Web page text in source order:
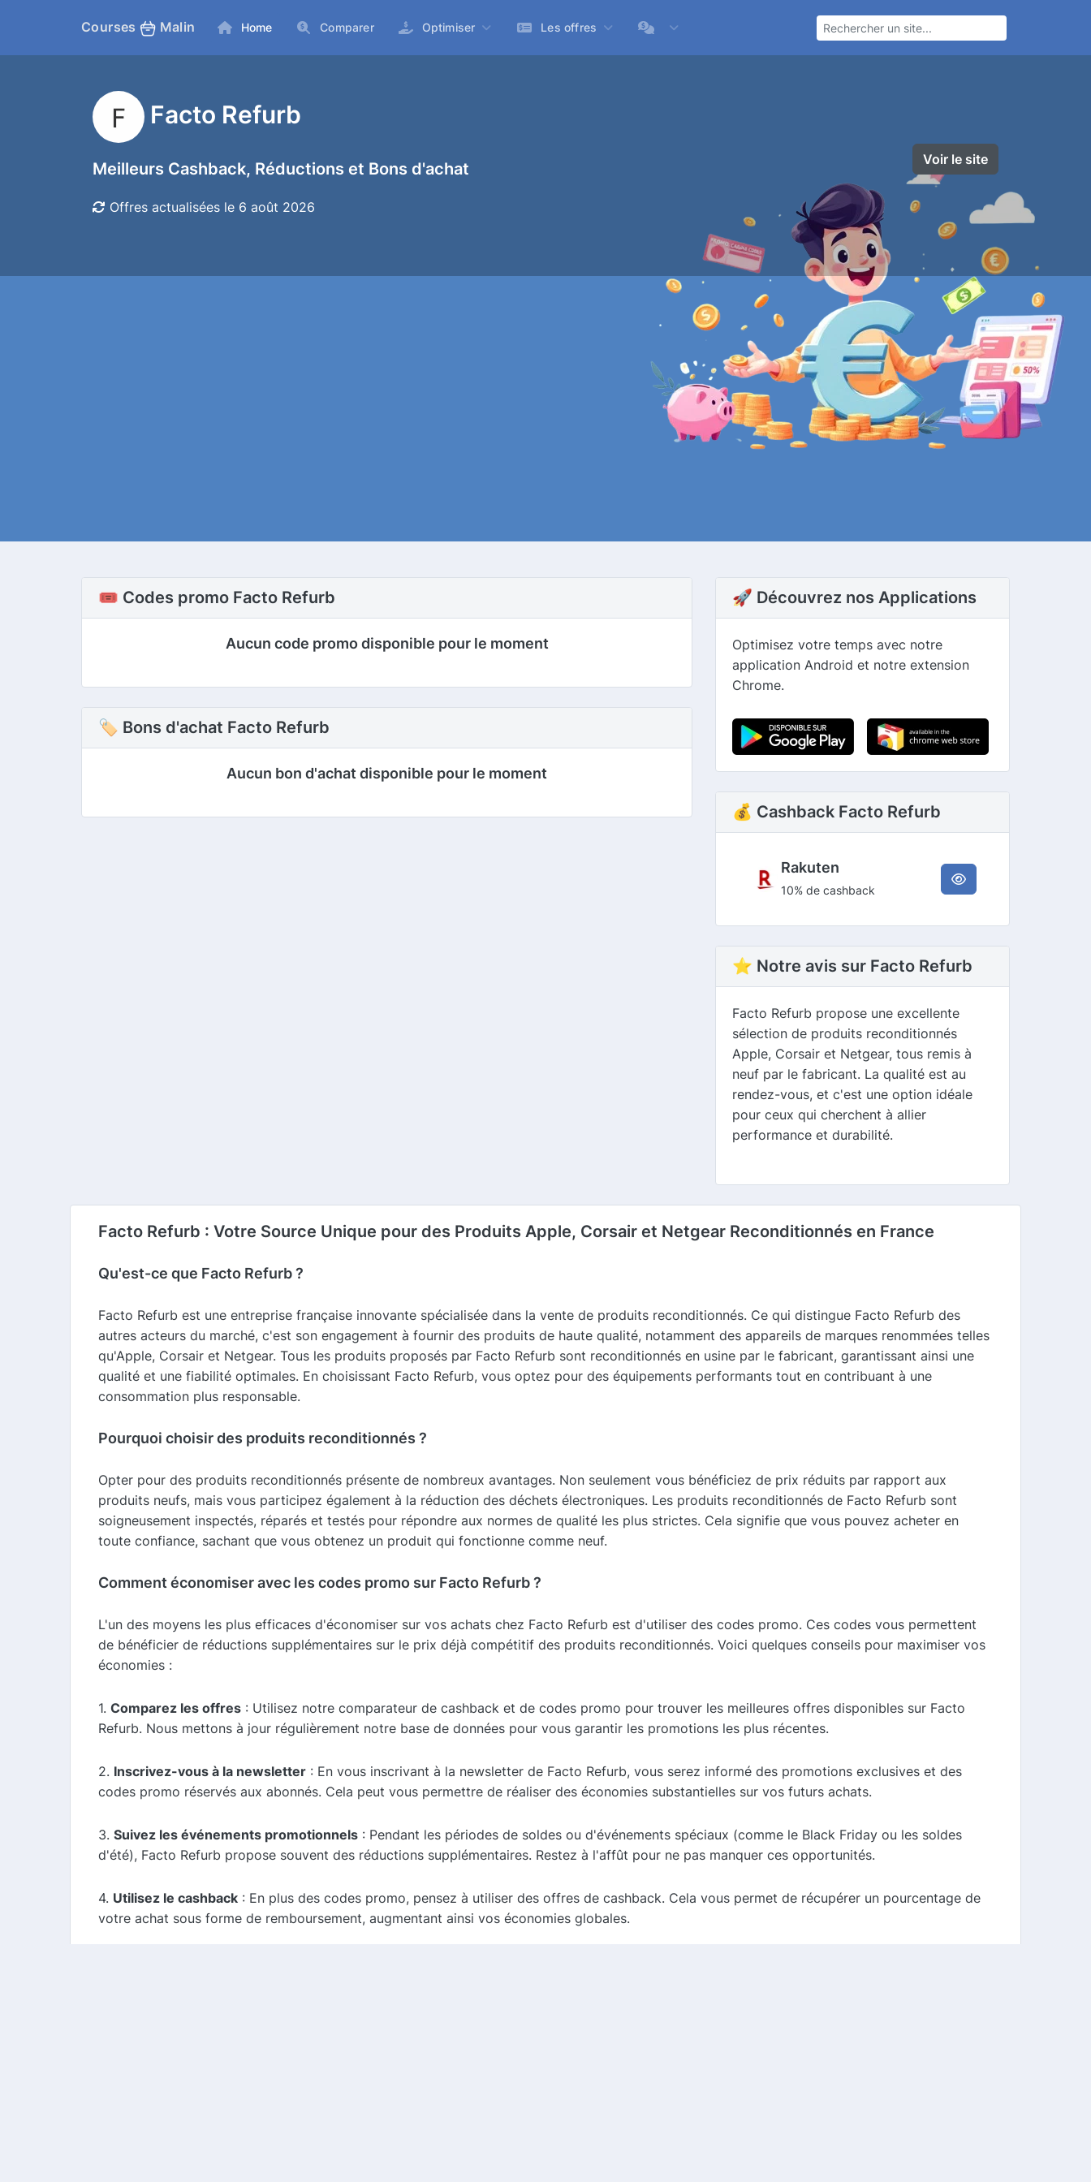
Courses Malin Home Comparer Optimiser Les offres
Facto Refurb
Meilleurs Cashback, Réductions et Bons d'achat
Offres actualisées le 6 août 2026
Voir le site
🎟️ Codes promo Facto Refurb
Aucun code promo disponible pour le moment
🏷 Bons d'achat Facto Refurb
Aucun bon d'achat disponible pour le moment
🚀 Découvrez nos Applications
Optimisez votre temps avec notre
application Android et notre extension
Chrome.
💰 Cashback Facto Refurb
Rakuten
10% de cashback
⭐ Notre avis sur Facto Refurb
Facto Refurb propose une excellente
sélection de produits reconditionnés
Apple, Corsair et Netgear, tous remis à
neuf par le fabricant. La qualité est au
rendez-vous, et c'est une option idéale
pour ceux qui cherchent à allier
performance et durabilité.
Facto Refurb : Votre Source Unique pour des Produits Apple, Corsair et Netgear Reconditionnés en France
Qu'est-ce que Facto Refurb ?
Facto Refurb est une entreprise française innovante spécialisée dans la vente de produits reconditionnés. Ce qui distingue Facto Refurb des
autres acteurs du marché, c'est son engagement à fournir des produits de haute qualité, notamment des appareils de marques renommées telles
qu'Apple, Corsair et Netgear. Tous les produits proposés par Facto Refurb sont reconditionnés en usine par le fabricant, garantissant ainsi une
qualité et une fiabilité optimales. En choisissant Facto Refurb, vous optez pour des équipements performants tout en contribuant à une
consommation plus responsable.
Pourquoi choisir des produits reconditionnés ?
Opter pour des produits reconditionnés présente de nombreux avantages. Non seulement vous bénéficiez de prix réduits par rapport aux
produits neufs, mais vous participez également à la réduction des déchets électroniques. Les produits reconditionnés de Facto Refurb sont
soigneusement inspectés, réparés et testés pour répondre aux normes de qualité les plus strictes. Cela signifie que vous pouvez acheter en
toute confiance, sachant que vous obtenez un produit qui fonctionne comme neuf.
Comment économiser avec les codes promo sur Facto Refurb ?
L'un des moyens les plus efficaces d'économiser sur vos achats chez Facto Refurb est d'utiliser des codes promo. Ces codes vous permettent
de bénéficier de réductions supplémentaires sur le prix déjà compétitif des produits reconditionnés. Voici quelques conseils pour maximiser vos
économies :
1. Comparez les offres : Utilisez notre comparateur de cashback et de codes promo pour trouver les meilleures offres disponibles sur Facto
Refurb. Nous mettons à jour régulièrement notre base de données pour vous garantir les promotions les plus récentes.
2. Inscrivez-vous à la newsletter : En vous inscrivant à la newsletter de Facto Refurb, vous serez informé des promotions exclusives et des
codes promo réservés aux abonnés. Cela peut vous permettre de réaliser des économies substantielles sur vos futurs achats.
3. Suivez les événements promotionnels : Pendant les périodes de soldes ou d'événements spéciaux (comme le Black Friday ou les soldes
d'été), Facto Refurb propose souvent des réductions supplémentaires. Restez à l'affût pour ne pas manquer ces opportunités.
4. Utilisez le cashback : En plus des codes promo, pensez à utiliser des offres de cashback. Cela vous permet de récupérer un pourcentage de
votre achat sous forme de remboursement, augmentant ainsi vos économies globales.